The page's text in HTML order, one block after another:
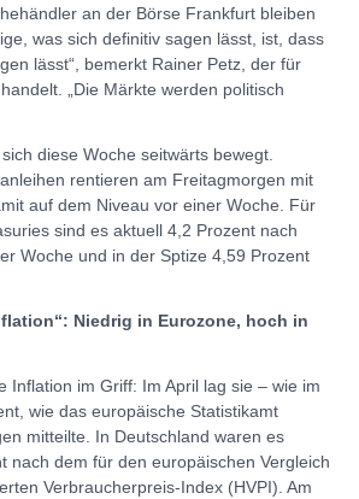
an der Börse Frankfurt bleiben
was sich definitiv sagen lässt, ist, dass
lässt“, bemerkt Rainer Petz, der für
„Die Märkte werden politisch
diese Woche seitwärts bewegt.
rentieren am Freitagmorgen mit
auf dem Niveau vor einer Woche. Für
sind es aktuell 4,2 Prozent nach
Woche und in der Sptize 4,59 Prozent
Niedrig in Eurozone, hoch in
Inflation im Griff: Im April lag sie – wie im
wie das europäische Statistikamt
mitteilte. In Deutschland waren es
nach dem für den europäischen Vergleich
Verbraucherpreis-Index (HVPI). Am